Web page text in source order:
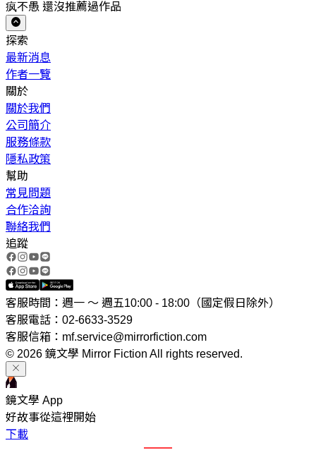
疯不愚 還沒推薦過作品
探索
最新消息
作者一覽
關於
關於我們
公司簡介
服務條款
隱私政策
幫助
常見問題
合作洽詢
聯絡我們
追蹤
客服時間：週一 ～ 週五10:00 - 18:00（國定假日除外）
客服電話：02-6633-3529
客服信箱：mf.service@mirrorfiction.com
© 2026 鏡文學 Mirror Fiction All rights reserved.
鏡文學 App
好故事從這裡開始
下載